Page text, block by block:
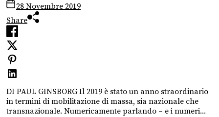
28 Novembre 2019
Share
DI PAUL GINSBORG Il 2019 è stato un anno straordinario
in termini di mobilitazione di massa, sia nazionale che
transnazionale. Numericamente parlando – e i numeri...